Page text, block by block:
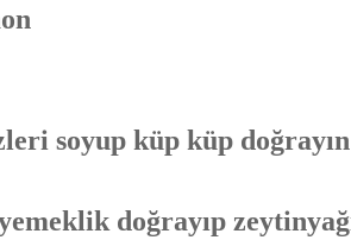
soyup küp küp
yemeklik doğrayıp